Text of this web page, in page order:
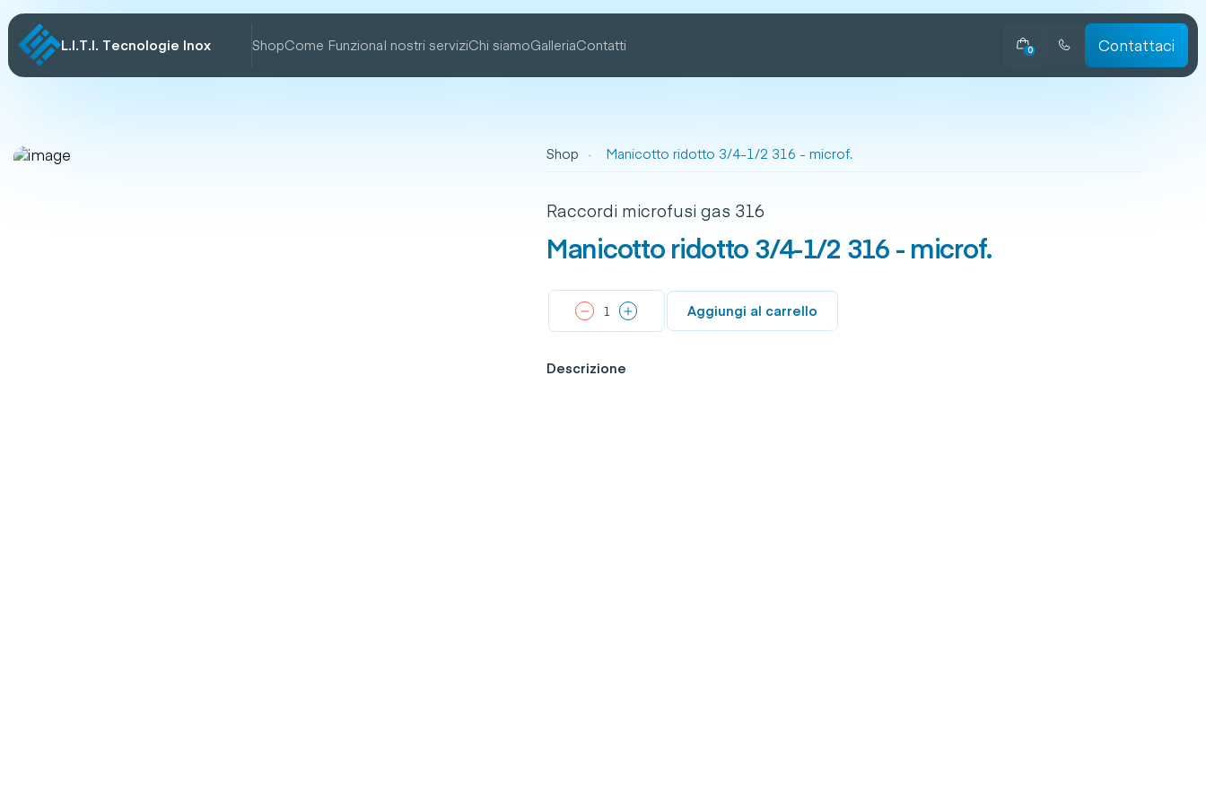
L.I.T.I. Tecnologie Inox ShopCome FunzionaI nostri serviziChi siamoGalleriaContatti 0 Contattaci
Shop Manicotto ridotto 3/4-1/2 316 - microf.
Raccordi microfusi gas 316
Manicotto ridotto 3/4-1/2 316 - microf.
Aggiungi al carrello
Descrizione